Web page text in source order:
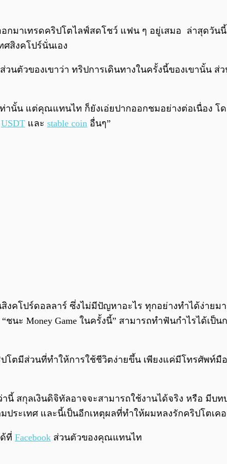
มาเทรดคริปโตไลฟ์สดโชว์ แฟน ๆ อยู่เสมอ ล่าสุดวัน
สิงคโปร์นั่นเอง
ตัวของเขาว่า ทริปการเดินทางในครั้งนี้ของเขานั้น ส่ว
านั้น แต่คุณแทนไท ก็ยังเอ่ยปากออกชมอย่างต่อเนื่อง โ
USDT และ stable coin อื่นๆ”
งคโปร์ดอลลาร์ ซึ่งไม่มีปัญหาอะไร ทุกอย่างทำได้ง่าย
นะ Money Game ในครั้งนี้” สามารถทำฟันกำไรได้เป็น
ตมีส่วนที่ทำให้การใช้ชีวิตง่ายขึ้น เพียงแค่มีโทรศัพท์มื
สกุลเงินดิจิทัลอาจจะสามารถใช้งานได้จริง หรือ มีบ
ระเทศ และนี้เป็นอีกเหตุผลที่ทำให้ผมหลงรักคริปโตเคอ
ที่ Facebook ส่วนตัวของคุณแทนไท